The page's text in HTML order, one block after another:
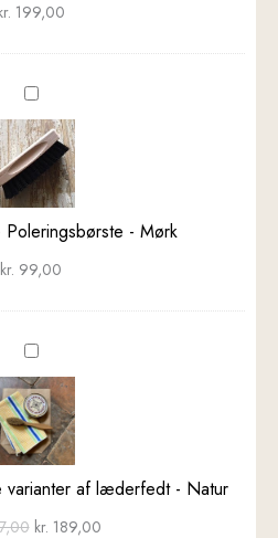
199,00
Skobørste
-
Poleringsbørste
-
Mørk
Poleringsbørste - Mørk
kr. 99,00
Skopudsesæt
-
tre
varianter
af
læderfedtaf læderfedt - Natur
kr. 189,00